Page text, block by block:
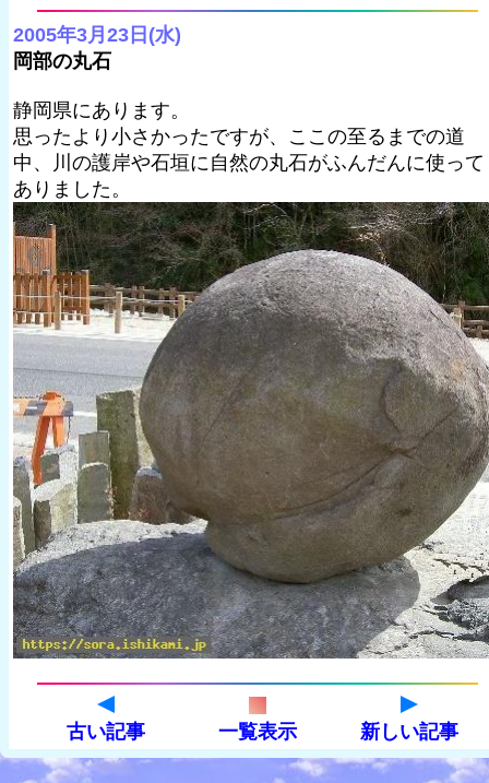
2005年3月23日(水)
岡部の丸石
静岡県にあります。
思ったより小さかったですが、ここの至るまでの道
中、川の護岸や石垣に自然の丸石がふんだんに使って
ありました。
古い記事 一覧表示 新しい記事